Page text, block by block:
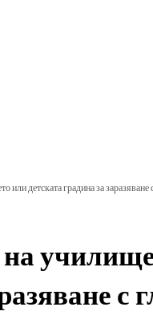
или детската градина за
с